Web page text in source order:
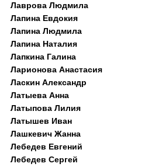
Лаврова Людмила
Лапина Евдокия
Лапина Людмила
Лапина Наталия
Лапкина Галина
Ларионова Анастасия
Ласкин Александр
Латыева Анна
Латыпова Лилия
Латышев Иван
Лашкевич Жанна
Лебедев Евгений
Лебедев Сергей